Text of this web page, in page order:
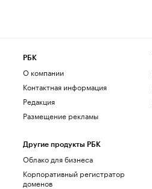
РБК
О компании
Контактная информация
Редакция
Размещение рекламы
Другие продукты РБК
Облако для бизнеса
Корпоративный регистратор
доменов